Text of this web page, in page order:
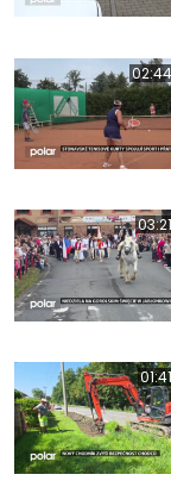
02:44
03:21
01:41